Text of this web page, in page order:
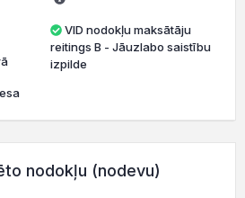
VID nodokļu maksātāju
reitings B - Jāuzlabo saistību
izpilde
nodokļu (nodevu)